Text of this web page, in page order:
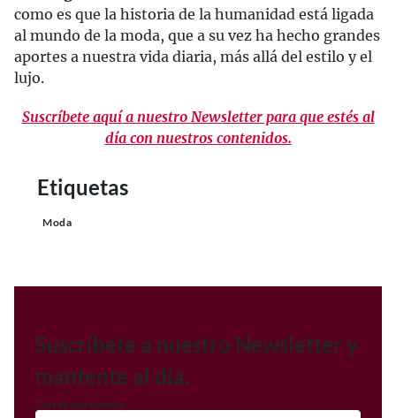
como es que la historia de la humanidad está ligada
al mundo de la moda, que a su vez ha hecho grandes
aportes a nuestra vida diaria, más allá del estilo y el
lujo.
Suscríbete aquí a nuestro Newsletter para que estés al
día con nuestros contenidos.
Etiquetas
Moda
Suscríbete a nuestro Newsletter y
mantente al día.
Correo electrónico